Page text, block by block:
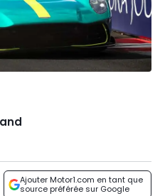
Ajouter Motor1.com en tant que
source préférée sur Google